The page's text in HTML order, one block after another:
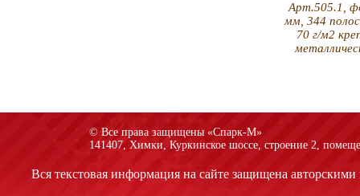
Арт.505.1,
мм, 344
70 г/м2
© Все права защищены «Спарк-M»
141407, Химки, Куркинское шоссе, строение 2,
Вся текстовая информация на сайте защищена